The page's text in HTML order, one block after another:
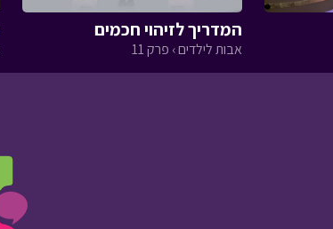
המדריך לזיהוי חכמים
אבות לילדים › פרק 11